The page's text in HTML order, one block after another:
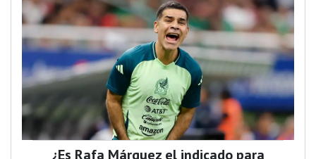
¿Es Rafa Márquez el indicado para